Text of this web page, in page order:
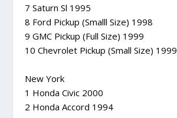
7 Saturn Sl 1995
8 Ford Pickup (Smalll Size) 1998
9 GMC Pickup (Full Size) 1999
10 Chevrolet Pickup (Small Size) 1999
New York
1 Honda Civic 2000
2 Honda Accord 1994